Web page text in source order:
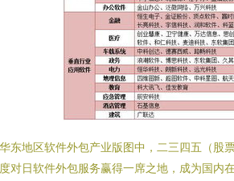
东地区软件外包产业版图中，二三四五（股
对日软件外包服务赢得一席之地，成为国内